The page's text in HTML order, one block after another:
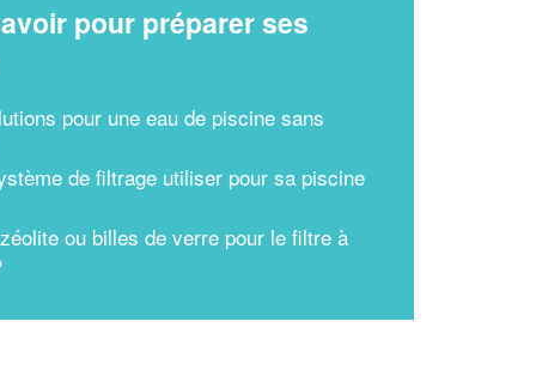
pour préparer ses
pour une eau de piscine sans
de filtrage utiliser pour sa piscine
ou billes de verre pour le filtre à